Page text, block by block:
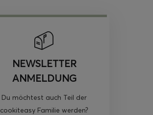
NEWSLETTER
ANMELDUNG
Du möchtest auch Teil der
cookiteasy Familie werden?